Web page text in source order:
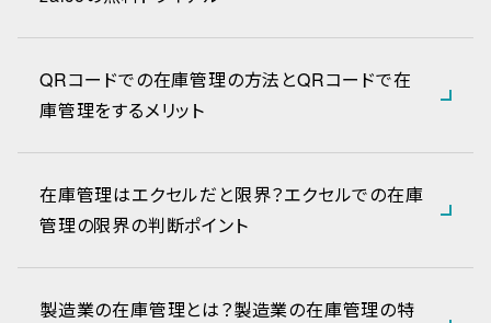
QRコードでの在庫管理の方法とQRコードで在
庫管理をするメリット
在庫管理はエクセルだと限界？エクセルでの在庫
管理の限界の判断ポイント
製造業の在庫管理とは？製造業の在庫管理の特